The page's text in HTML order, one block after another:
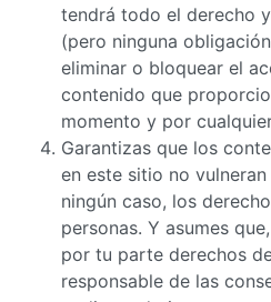
tendrá todo el derecho
(pero ninguna
eliminar o bloquear el
contenido que
momento y por
Garantizas que los
en este sitio no
ningún caso, los
personas. Y asumes
por tu parte derechos
responsable de las